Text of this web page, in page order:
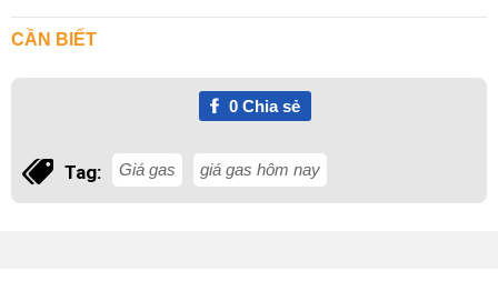
CẦN BIẾT
0Chia sẻ
Tag: Giá gas giá gas hôm nay